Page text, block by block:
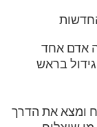
אדם אחד
בראש
ומצא את הדרך